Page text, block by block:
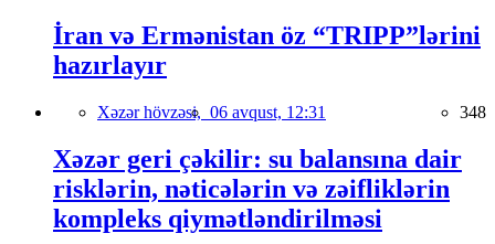
İran və Ermənistan öz “TRIPP”lərini
hazırlayır
Xəzər hövzəsi, 06 avqust, 12:31 348
Xəzər geri çəkilir: su balansına dair
risklərin, nəticələrin və zəifliklərin
kompleks qiymətləndirilməsi